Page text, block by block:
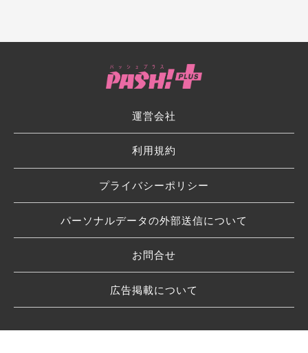
運営会社
利用規約
プライバシーポリシー
パーソナルデータの外部送信について
お問合せ
広告掲載について